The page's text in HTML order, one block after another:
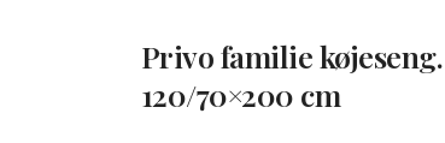
Privo familie
120/70×200 cm